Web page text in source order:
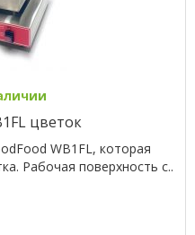
цветок
WB1FL, которая
Рабочая поверхность с..